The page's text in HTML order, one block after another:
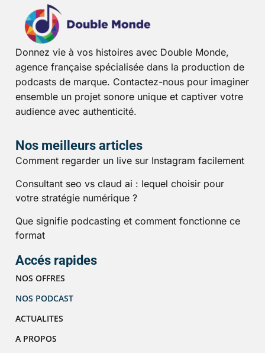
Donnez vie à vos histoires avec Double Monde,
agence française spécialisée dans la production de
podcasts de marque. Contactez-nous pour imaginer
ensemble un projet sonore unique et captiver votre
audience avec authenticité.
Nos meilleurs articles
Comment regarder un live sur Instagram facilement
Consultant seo vs claud ai : lequel choisir pour
votre stratégie numérique ?
Que signifie podcasting et comment fonctionne ce
format
Accés rapides
NOS OFFRES
NOS PODCAST
ACTUALITES
A PROPOS